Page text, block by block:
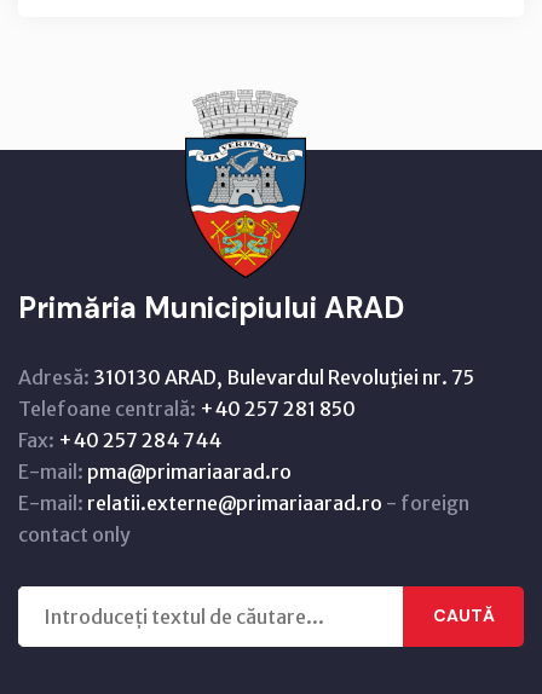
Primăria Municipiului ARAD
Adresă: 310130 ARAD, Bulevardul Revoluţiei nr. 75
Telefoane centrală: +40 257 281 850
Fax: +40 257 284 744
E-mail: pma@primariaarad.ro
E-mail: relatii.externe@primariaarad.ro - foreign
contact only
CAUTĂ